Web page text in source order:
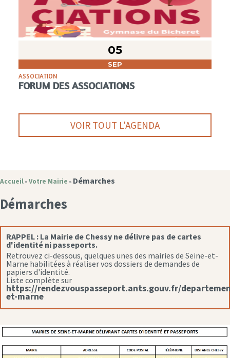
05
SEP
ASSOCIATION
FORUM DES ASSOCIATIONS
VOIR TOUT L'AGENDA
Accueil » Votre Mairie » Démarches
Démarches
RAPPEL : La Mairie de Chessy ne délivre pas de cartes
d'identité ni passeports.
Retrouvez ci-dessous, quelques unes des mairies de Seine-et-
Marne habilitées à réaliser vos dossiers de demandes de
papiers d'identité.
Liste complète sur
https://rendezvouspasseport.ants.gouv.fr/
et-marne